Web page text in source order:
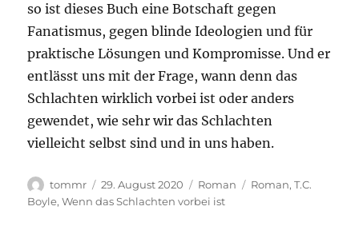
so ist dieses Buch eine Botschaft gegen
Fanatismus, gegen blinde Ideologien und für
praktische Lösungen und Kompromisse. Und er
entlässt uns mit der Frage, wann denn das
Schlachten wirklich vorbei ist oder anders
gewendet, wie sehr wir das Schlachten
vielleicht selbst sind und in uns haben.
Autor
tommr
Veröffentlicht
am
29. August 2020 Kategorien
Roman Schlagwörter
Roman,T.C.
Boyle,Wenn das Schlachten vorbei ist